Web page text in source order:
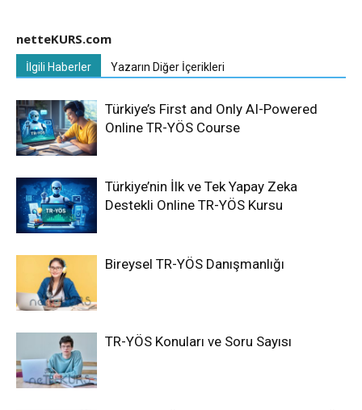
netteKURS.com
İlgili Haberler Yazarın Diğer İçerikleri
Türkiye’s First and Only AI-Powered
Online TR-YÖS Course
Türkiye’nin İlk ve Tek Yapay Zeka
Destekli Online TR-YÖS Kursu
Bireysel TR-YÖS Danışmanlığı
TR-YÖS Konuları ve Soru Sayısı